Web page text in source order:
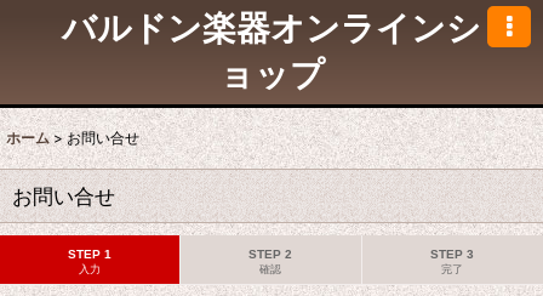
バルドン楽器オンラインシ
ョップ
ホーム > お問い合せ
お問い合せ
STEP 1
入力
STEP 2
確認
STEP 3
完了